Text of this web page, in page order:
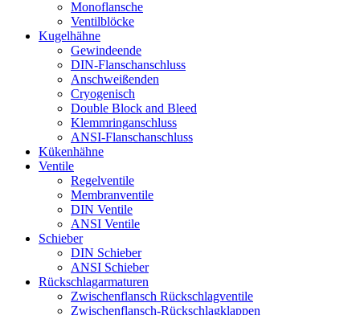
Monoflansche
Ventilblöcke
Kugelhähne
Gewindeende
DIN-Flanschanschluss
Anschweißenden
Cryogenisch
Double Block and Bleed
Klemmringanschluss
ANSI-Flanschanschluss
Kükenhähne
Ventile
Regelventile
Membranventile
DIN Ventile
ANSI Ventile
Schieber
DIN Schieber
ANSI Schieber
Rückschlag­armaturen
Zwischenflansch Rückschlagventile
Zwischenflansch-Rückschlagklappen